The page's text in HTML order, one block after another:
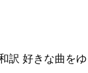
訳 好きな曲を